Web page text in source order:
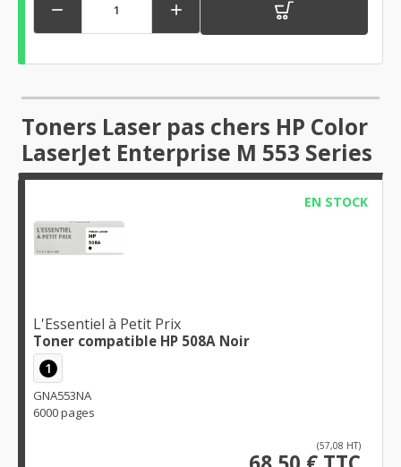
 
Toners Laser pas chers HP Color
LaserJet Enterprise M 553 Series
EN STOCK
L'Essentiel à Petit Prix
Toner compatible HP 508A Noir
1
GNA553NA
6000 pages
(57,08 HT)